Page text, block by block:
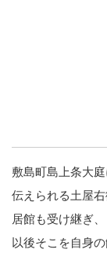
敷島町島上条大
伝えられる土屋
居館も受け継ぎ、
以後そこを自身